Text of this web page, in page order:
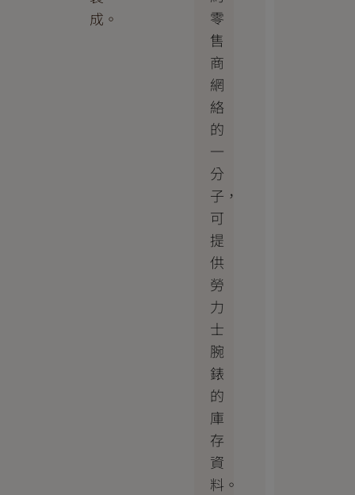
成。
零
售
商
網
絡
的
一
分
子，
可
提
供
勞
力
士
腕
錶
的
庫
存
資
料。